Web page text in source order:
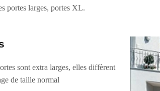
portes larges, portes XL.
sont extra larges, elles diffèrent
de taille normal